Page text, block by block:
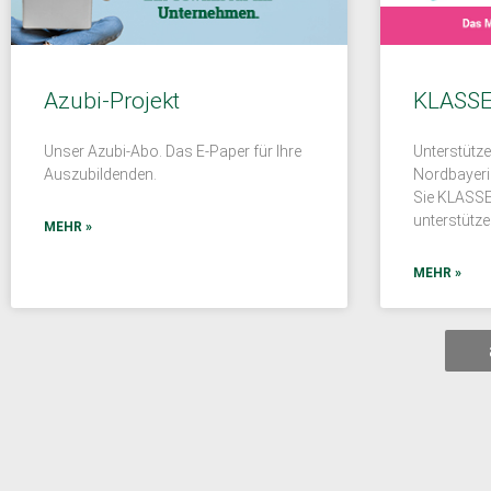
Azubi-Projekt
Unser Azubi-Abo. Das E-Paper für Ihre
Auszubildenden.
MEHR »
Sie
MEHR »